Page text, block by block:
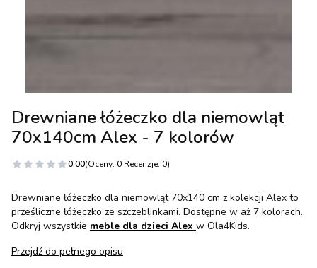
Drewniane łóżeczko dla niemowląt
70x140cm Alex - 7 kolorów
0.00(Oceny: 0 Recenzje: 0)
Drewniane łóżeczko dla niemowląt 70x140 cm z kolekcji Alex to
prześliczne łóżeczko ze szczeblinkami. Dostępne w aż 7 kolorach.
Odkryj wszystkie meble dla dzieci Alex w Ola4Kids.
Przejdź do pełnego opisu